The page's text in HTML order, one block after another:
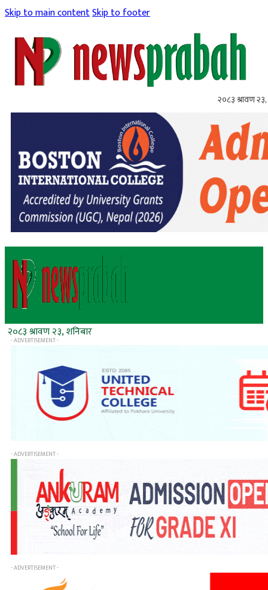
Skip to main contentSkip to footer
२०८३ श्रावण २३,
२०८३ श्रावण २३, शनिबार
- ADVERTISEMENT -
- ADVERTISEMENT -
- ADVERTISEMENT -